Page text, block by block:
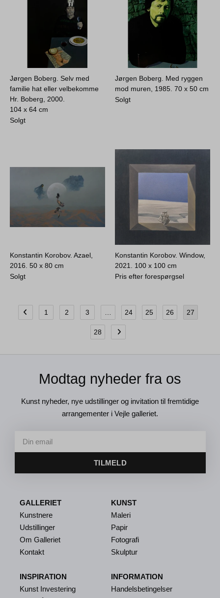
Jørgen Boberg. Selv med
familie hat eller velbekomme
Hr. Boberg, 2000.
104 x 64 cm
Solgt
Jørgen Boberg. Med ryggen
mod muren, 1985.70 x 50 cm
Solgt
Konstantin Korobov. Azael,
2016.50 x 80 cm
Solgt
Konstantin Korobov. Window,
2021. 100 x 100 cm
Pris efter forespørgsel
1 2 3 24 25 26 27
28
Modtag nyheder fra os
Kunst nyheder, nye udstillinger og invitation til fremtidige
arrangementer i Vejle galleriet.
TILMELD
GALLERIET
Kunstnere
Udstillinger
Om Galleriet
Kontakt
INSPIRATION
Kunst Investering
KUNST
Maleri
Papir
Fotografi
Skulptur
INFORMATION
Handelsbetingelser